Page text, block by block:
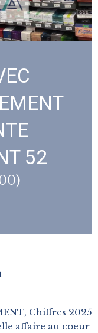
52
Chiffres 2025
affaire au coeur